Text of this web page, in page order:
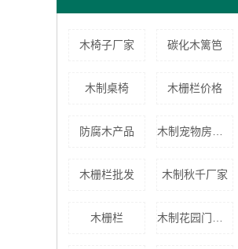
木椅子厂家 碳化木篱笆
木制桌椅 木栅栏价格
防腐木产品
木栅栏批发 木制秋千厂家
木栅栏